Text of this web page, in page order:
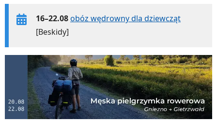
16–22.08obóz wędrowny dla dziewcząt
[Beskidy]